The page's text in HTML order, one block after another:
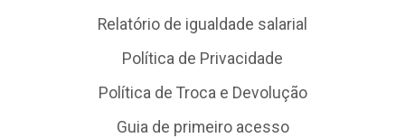
Relatório de igualdade salarial
Política de Privacidade
Política de Troca e Devolução
Guia de primeiro acesso